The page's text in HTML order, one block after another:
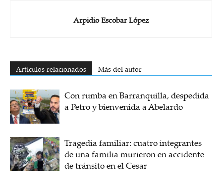
Arpidio Escobar López
Artículos relacionados Más del autor
Con rumba en Barranquilla, despedida
a Petro y bienvenida a Abelardo
Tragedia familiar: cuatro integrantes
de una familia murieron en accidente
de tránsito en el Cesar